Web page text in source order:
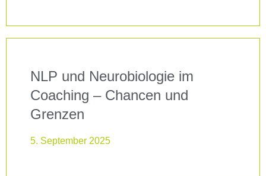
NLP und Neurobiologie im
Coaching – Chancen und
Grenzen
5. September 2025